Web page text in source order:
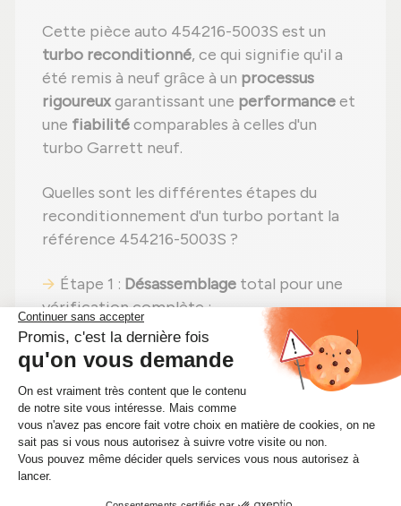
Cette pièce auto 454216-5003S est un
turbo reconditionné, ce qui signifie qu'il a
été remis à neuf grâce à un processus
rigoureuxgarantissant une performanceet
une fiabilitécomparables à celles d'un
turbo Garrett neuf.
Quelles sont les différentes étapes du
reconditionnement d'un turbo portant la
référence 454216-5003S ?
Étape 1 : Désassemblage total pour une
vérification complète ;
Étape 2 : Nettoyage professionnel
pour
éliminer toute impureté ;
de chaque
élément ;
Étape 4 :Remplacement des pièces
abîmées par des pièces neuves ;
Réassemblage